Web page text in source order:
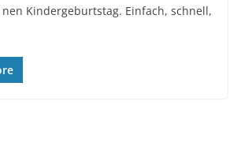
Kindergeburtstag. Einfach, schnell,